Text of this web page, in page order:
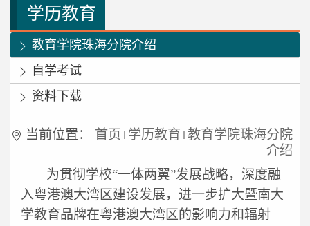
学历教育
教育学院珠海分院介绍
自学考试
资料下载
当前位置： 首页 学历教育 教育学院珠海分院
介绍
为贯彻学校“一体两翼”发展战略，深度融
入粤港澳大湾区建设发展，进一步扩大暨南大
学教育品牌在粤港澳大湾区的影响力和辐射